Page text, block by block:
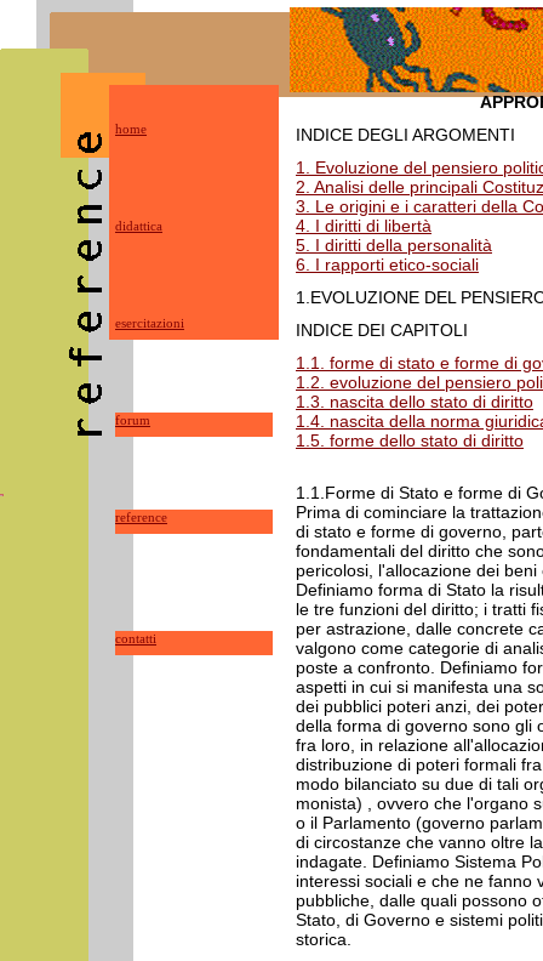
INDICE DEGLI ARGOMENTI
1. Evoluzione del pensiero
2. Analisi delle principali
3. Le origini e i caratteri della
4. I diritti di libertà
5. I diritti della personalità
6. I rapporti etico-sociali
1.EVOLUZIONE DEL
INDICE DEI CAPITOLI
1.1. forme di stato e forme di
1.2. evoluzione del pensiero
1.3. nascita dello stato di diritto
1.4. nascita della norma
1.5. forme dello stato di diritto
1.1.Forme di Stato e forme di
Prima di cominciare la
di stato e forme di governo,
fondamentali del diritto che
pericolosi, l'allocazione dei
Definiamo forma di Stato la
le tre funzioni del diritto; i tratti
per astrazione, dalle concrete
valgono come categorie di
poste a confronto. Definiamo
aspetti in cui si manifesta una
dei pubblici poteri anzi, dei
della forma di governo sono gli
fra loro, in relazione
distribuzione di poteri formali
modo bilanciato su due di tali
monista) , ovvero che l'organo
o il Parlamento (governo
di circostanze che vanno oltre
indagate. Definiamo Sistema
interessi sociali e che ne fanno
pubbliche, dalle quali possono
Stato, di Governo e sistemi
storica.
home
didattica
esercitazioni
forum
reference
contatti